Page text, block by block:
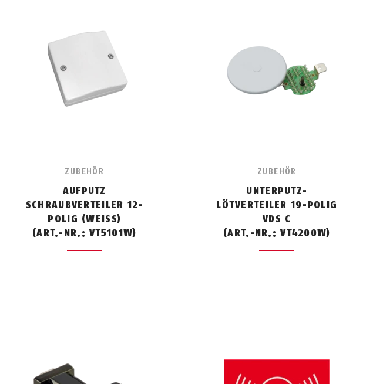
ZUBEHÖR
AUFPUTZ
SCHRAUBVERTEILER 12-
POLIG (WEISS)
(ART.-NR.: VT5101W)
ZUBEHÖR
UNTERPUTZ-
LÖTVERTEILER 19-POLIG
VDS C
(ART.-NR.: VT4200W)